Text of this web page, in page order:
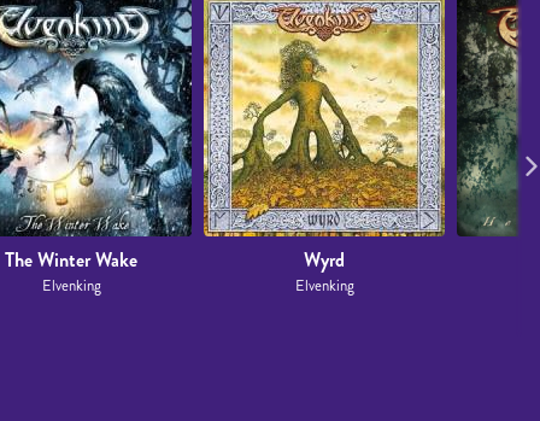
The Winter Wake
Elvenking
Wyrd
Elvenking